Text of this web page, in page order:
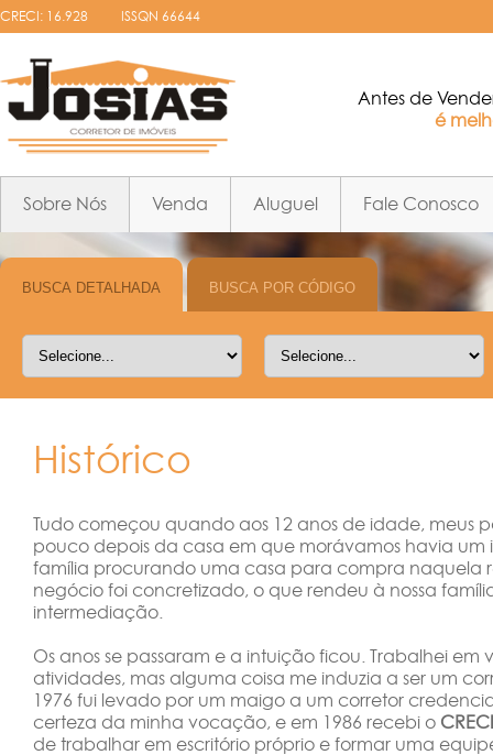
CRECI: 16.928 ISSQN 66644
Antes de
é
Sobre Nós Venda Aluguel Fale Conosco
Histórico
Tudo começou quando aos 12 anos de idade, meus
pouco depois da casa em que morávamos havia um
família procurando uma casa para compra naquela
negócio foi concretizado, o que rendeu à nossa
intermediação.
Os anos se passaram e a intuição ficou. Trabalhei em
atividades, mas alguma coisa me induzia a ser um
1976 fui levado por um maigo a um corretor
certeza da minha vocação, e em 1986 recebi o
de trabalhar em escritório próprio e formar uma